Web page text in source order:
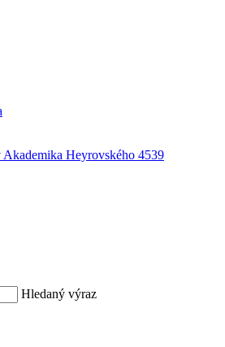
Akademika Heyrovského 4539
Hledaný výraz